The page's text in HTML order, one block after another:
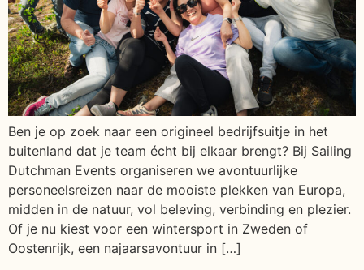
Ben je op zoek naar een origineel bedrijfsuitje in het
buitenland dat je team écht bij elkaar brengt? Bij Sailing
Dutchman Events organiseren we avontuurlijke
personeelsreizen naar de mooiste plekken van Europa,
midden in de natuur, vol beleving, verbinding en plezier.
Of je nu kiest voor een wintersport in Zweden of
Oostenrijk, een najaarsavontuur in […]